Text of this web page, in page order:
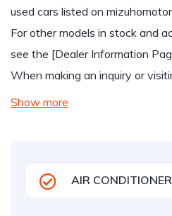
used cars listed on
For other models in stock and
see the [Dealer Information
When making an inquiry or
Show more
AIR CONDITIONER